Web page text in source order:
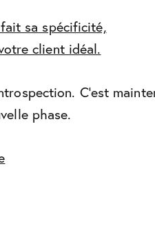
sa spécificité,
client idéal.
C’est
phase.